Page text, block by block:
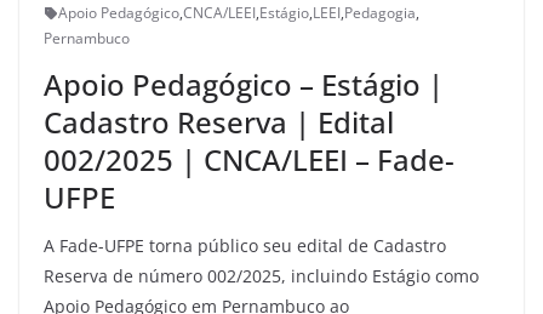
Apoio Pedagógico,CNCA/LEEI,Estágio,LEEI,Pedagogia,
Pernambuco
Apoio Pedagógico – Estágio |
Cadastro Reserva | Edital
002/2025 | CNCA/LEEI – Fade-
UFPE
A Fade-UFPE torna público seu edital de Cadastro
Reserva de número 002/2025, incluindo Estágio como
Apoio Pedagógico em Pernambuco ao